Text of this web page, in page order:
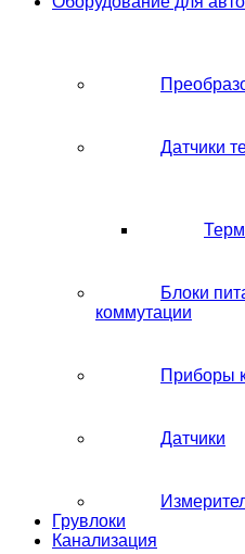
Датчики
Блоки
коммутации
Приборы
Датчики
Грувлоки
Канализация